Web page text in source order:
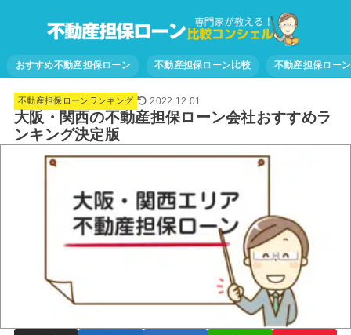
おすすめ不動産担保ローン 不動産担保ローン比較 不動産担保ロー
不動産担保ローンランキング 2022.12.01
大阪・関西の不動産担保ローン会社おすすめラ
ンキング決定版